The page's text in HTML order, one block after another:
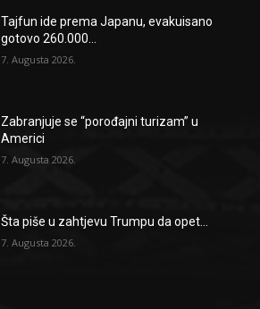
Tajfun ide prema Japanu, evakuisano
gotovo 260.000...
7. Augusta 2026.
Zabranjuje se “porođajni turizam” u
Americi
7. Augusta 2026.
Šta piše u zahtjevu Trumpu da opet...
7. Augusta 2026.